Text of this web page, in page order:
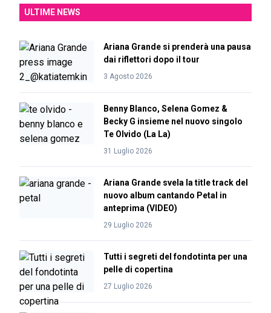
ULTIME NEWS
Ariana Grande si prenderà una pausa
dai riflettori dopo il tour
3 Agosto 2026
Benny Blanco, Selena Gomez &
Becky G insieme nel nuovo singolo
Te Olvido (La La)
31 Luglio 2026
Ariana Grande svela la title track del
nuovo album cantando Petal in
anteprima (VIDEO)
29 Luglio 2026
Tutti i segreti del fondotinta per una
pelle di copertina
27 Luglio 2026